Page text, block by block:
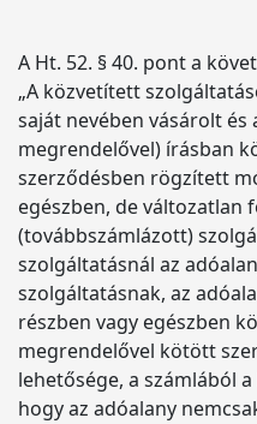
A Ht. 52. § 40. pont a
„A közvetített
saját nevében vásárolt és
megrendelővel) írásban
szerződésben rögzített
egészben, de
(továbbszámlázott)
szolgáltatásnál az
szolgáltatásnak, az
részben vagy egészben
megrendelővel kötött
lehetősége, a számlából
hogy az adóalany